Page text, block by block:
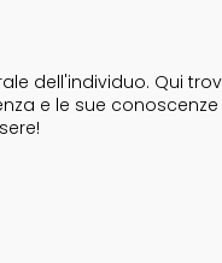
dell'individuo. Qui
e le sue